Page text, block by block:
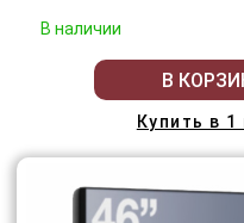
В наличии
В
Купить в 1